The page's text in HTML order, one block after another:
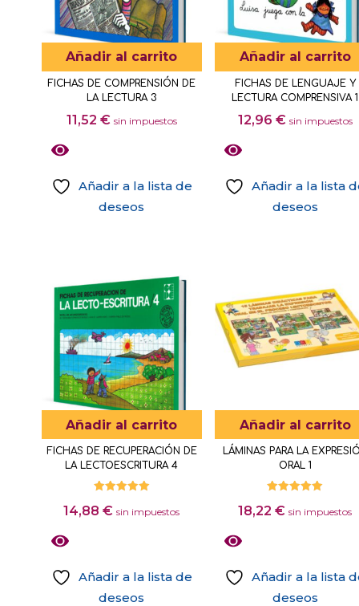
Añadir al carrito
FICHAS DE COMPRENSIÓN DE
LA LECTURA 3
11,52 € sin impuestos
Añadir a la lista de
deseos
Añadir al carrito
FICHAS DE LENGUAJE Y
LECTURA COMPRENSIVA 1
12,96 € sin impuestos
Añadir a la lista
deseos
Añadir al carrito
FICHAS DE RECUPERACIÓN DE
LA LECTOESCRITURA 4
con
14,88€ sin impuestos
Añadir a la lista de
deseos
Añadir al carrito
LÁMINAS PARA LA
ORAL 1
con
18,22€ sin impuestos
Añadir a la lista
deseos